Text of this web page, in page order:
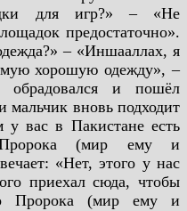
для игр?» – «Не
предостаточно».
– «Иншааллах, я
хорошую одежду», –
обрадовался и пошёл
вновь подходит
вас в Пакистане есть
(мир ему и
«Нет, этого у нас
приехал сюда, чтобы
Пророка (мир ему и